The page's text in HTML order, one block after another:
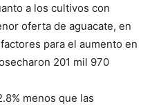
a los cultivos con
oferta de aguacate, en
para el aumento en
201 mil 970
menos que las